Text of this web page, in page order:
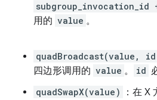
subgroup_invocation_id
用的 value 。
quadBroadcast(value,
四边形调用的 value 。 id
quadSwapX(value)
：在 X